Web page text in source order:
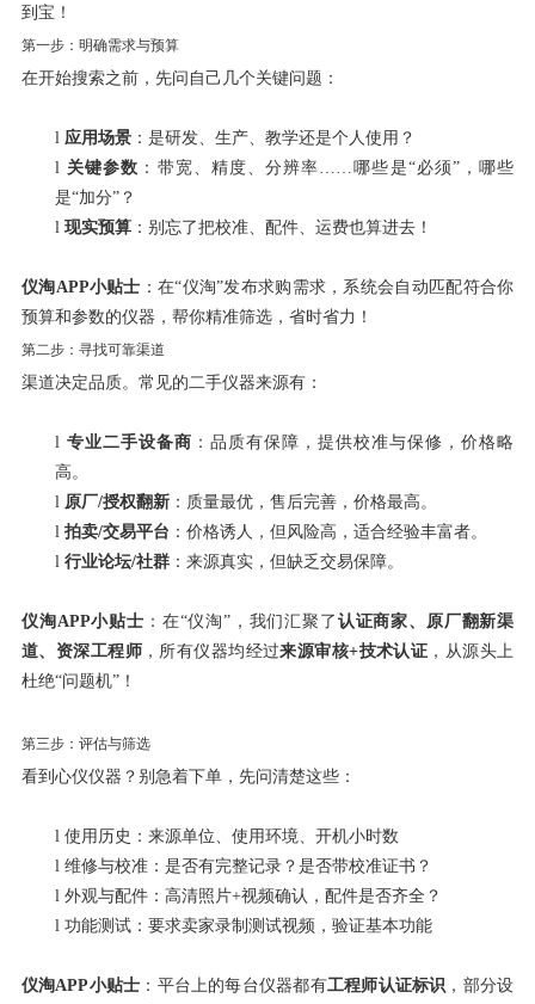
到宝！
第一步：明确需求与预算
在开始搜索之前，先问自己几个关键问题：
l 应用场景：是研发、生产、教学还是个人使用？
l 关键参数 ：带宽、精度、分辨率 哪些是“必须”，哪些
是“加分”？
l 现实预算：别忘了把校准、配件、运费也算进去！
仪淘 APP小贴士 ：在“仪淘”发布求购需求，系统会自动匹配符合你
预算和参数的仪器，帮你精准筛选，省时省力！
第二步：寻找可靠渠道
渠道决定品质。常见的二手仪器来源有：
l 专业二手设备商 ：品质有保障，提供校准与保修，价格略
高。
l 原厂/授权翻新：质量最优，售后完善，价格最高。
l 拍卖/交易平台 ：价格诱人，但风险高，适合经验丰富者。
l 行业论坛/社群：来源真实，但缺乏交易保障。
仪淘 APP小贴士 ：在“仪淘”，我们汇聚了 认证商家、原厂翻新渠
道、资深工程师，所有仪器均经过来源审核+技术认证 ，从源头上
杜绝“问题机”！
第三步：评估与筛选
看到心仪仪器？别急着下单，先问清楚这些：
l 使用历史：来源单位、使用环境、开机小时数
l 维修与校准：是否有完整记录？是否带校准证书？
l 外观与配件：高清照片+视频确认，配件是否齐全？
l 功能测试：要求卖家录制测试视频，验证基本功能
仪淘APP小贴士 ：平台上的每台仪器都有工程师认证标识 ，部分设